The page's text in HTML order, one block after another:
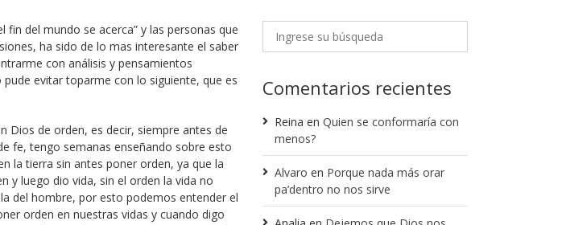
del mundo se acerca” y las personas que
ha sido de lo mas interesante el saber
con análisis y pensamientos
evitar toparme con lo siguiente, que es
Dios de orden, es decir, siempre antes de
fe, tengo semanas enseñando sobre esto
la tierra sin antes poner orden, ya que la
y luego dio vida, sin el orden la vida no
del hombre, por esto podemos entender el
orden en nuestras vidas y cuando digo
Comentarios recientes
Reina en Quien se conformaría con
menos?
Alvaro en Porque nada más orar
pa’dentro no nos sirve